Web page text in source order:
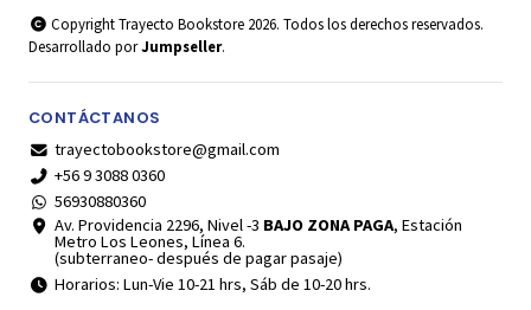
Copyright Trayecto Bookstore 2026. Todos los derechos reservados.
Desarrollado porJumpseller.
CONTÁCTANOS
trayectobookstore@gmail.com
+56 9 3088 0360
56930880360
Av. Providencia 2296, Nivel -3 BAJO ZONA PAGA, Estación
Metro Los Leones, Línea 6.
(subterraneo- después de pagar pasaje)
Horarios: Lun-Vie 10-21 hrs, Sáb de 10-20 hrs.